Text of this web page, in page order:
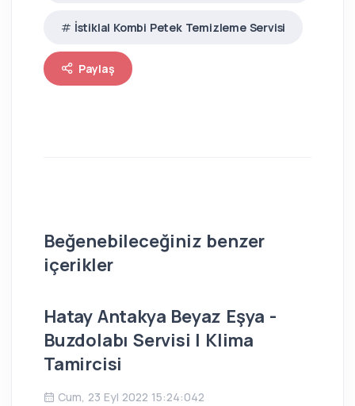
İstiklal Kombi Petek Temizleme Servisi
Paylaş
Beğenebileceğiniz benzer
içerikler
Hatay Antakya Beyaz Eşya -
Buzdolabı Servisi | Klima
Tamircisi
Cum, 23 Eyl 2022 15:24:042